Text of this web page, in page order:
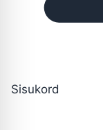
Sisukord